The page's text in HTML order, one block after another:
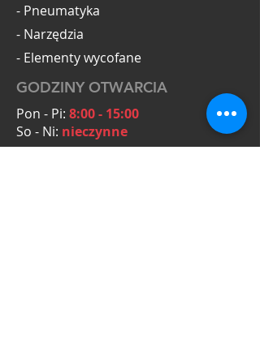
- Pneumatyka
- Narzędzia
- Elementy wycofane
GODZINY OTWARCIA
Pon - Pi: 8:00 - 15:00
So - Ni: nieczynne